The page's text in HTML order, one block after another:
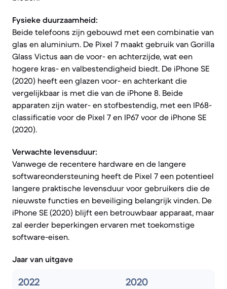
Fysieke duurzaamheid:
Beide telefoons zijn gebouwd met een combinatie van
glas en aluminium. De Pixel 7 maakt gebruik van Gorilla
Glass Victus aan de voor- en achterzijde, wat een
hogere kras- en valbestendigheid biedt. De iPhone SE
(2020) heeft een glazen voor- en achterkant die
vergelijkbaar is met die van de iPhone 8. Beide
apparaten zijn water- en stofbestendig, met een IP68-
classificatie voor de Pixel 7 en IP67 voor de iPhone SE
(2020).
Verwachte levensduur:
Vanwege de recentere hardware en de langere
softwareondersteuning heeft de Pixel 7 een potentieel
langere praktische levensduur voor gebruikers die de
nieuwste functies en beveiliging belangrijk vinden. De
iPhone SE (2020) blijft een betrouwbaar apparaat, maar
zal eerder beperkingen ervaren met toekomstige
software-eisen.
Jaar van uitgave
2022 2020